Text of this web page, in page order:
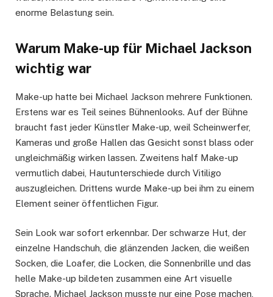
enorme Belastung sein.
Warum Make-up für Michael Jackson
wichtig war
Make-up hatte bei Michael Jackson mehrere Funktionen.
Erstens war es Teil seines Bühnenlooks. Auf der Bühne
braucht fast jeder Künstler Make-up, weil Scheinwerfer,
Kameras und große Hallen das Gesicht sonst blass oder
ungleichmäßig wirken lassen. Zweitens half Make-up
vermutlich dabei, Hautunterschiede durch Vitiligo
auszugleichen. Drittens wurde Make-up bei ihm zu einem
Element seiner öffentlichen Figur.
Sein Look war sofort erkennbar. Der schwarze Hut, der
einzelne Handschuh, die glänzenden Jacken, die weißen
Socken, die Loafer, die Locken, die Sonnenbrille und das
helle Make-up bildeten zusammen eine Art visuelle
Sprache. Michael Jackson musste nur eine Pose machen,